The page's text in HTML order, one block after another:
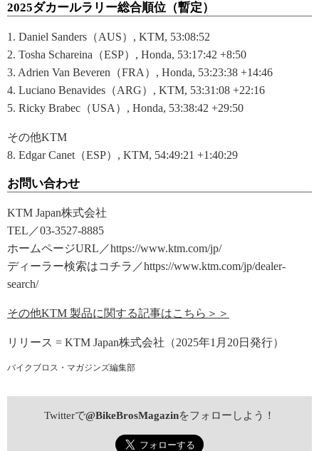
2025ダカールラリー総合順位（暫定）
1. Daniel Sanders（AUS）, KTM, 53:08:52
2. Tosha Schareina（ESP）, Honda, 53:17:42 +8:50
3. Adrien Van Beveren（FRA）, Honda, 53:23:38 +14:46
4. Luciano Benavides（ARG）, KTM, 53:31:08 +22:16
5. Ricky Brabec（USA）, Honda, 53:38:42 +29:50
その他KTM
8. Edgar Canet（ESP）, KTM, 54:49:21 +1:40:29
お問い合わせ
KTM Japan株式会社
TEL／03-3527-8885
ホームページURL／https://www.ktm.com/jp/
ディーラー検索はコチラ／https://www.ktm.com/jp/dealer-
search/
その他KTM 製品に関する記事はこちら＞＞
リリース = KTM Japan株式会社（2025年1月20日発行）
バイクブロス・マガジンズ編集部
Twitterで@BikeBrosMagazinをフォローしよう！